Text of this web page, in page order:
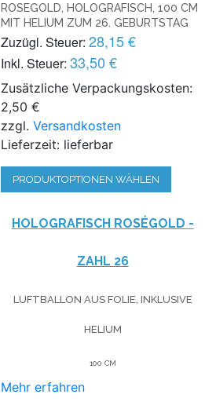
ROSEGOLD, HOLOGRAFISCH, 100 CM
MIT HELIUM ZUM 26. GEBURTSTAG
Zuzügl. Steuer: 28,15 €
Inkl. Steuer: 33,50 €
Zusätzliche Verpackungskosten:
2,50 €
zzgl.Versandkosten
Lieferzeit: lieferbar
PRODUKTOPTIONEN WÄHLEN
HOLOGRAFISCH ROSÉGOLD -
ZAHL 26
LUFTBALLON AUS FOLIE, INKLUSIVE
HELIUM
100 CM
Mehr erfahren